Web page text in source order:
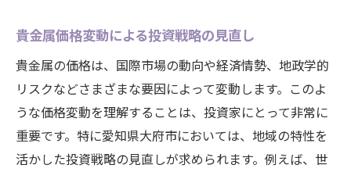
貴金属価格変動による投資戦略の見直し
貴金属の価格は、国際市場の動向や経済情勢、地政学的
リスクなどさまざまな要因によって変動します。このよ
うな価格変動を理解することは、投資家にとって非常に
重要です。特に愛知県大府市においては、地域の特性を
活かした投資戦略の見直しが求められます。例えば、世